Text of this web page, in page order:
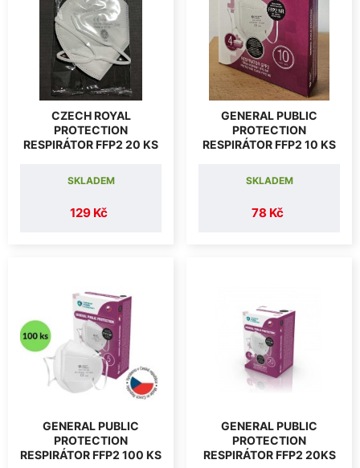
CZECH ROYAL
PROTECTION
RESPIRÁTOR FFP2 20 KS
129 Kč
SKLADEM
GENERAL PUBLIC
PROTECTION
RESPIRÁTOR FFP2 10 KS
78 Kč
SKLADEM
GENERAL PUBLIC
PROTECTION
RESPIRÁTOR FFP2 100 KS
GENERAL PUBLIC
PROTECTION
RESPIRÁTOR FFP2 20KS